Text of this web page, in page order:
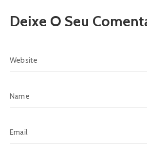
Deixe O Seu